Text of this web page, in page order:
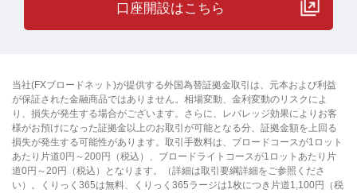
口座開設はこちら
当社(FXブロードネット)が提供する外国為替証拠金取引は、元本および利益
が保証された金融商品ではありません。相場変動、金利変動のリスクによ
り、損失が発生する場合がございます。さらに、レバレッジ効果によりお客
様がお預けになった証拠金以上のお取引が可能となる分、証拠金額を上回る
損失が発生する可能性があります。取引手数料は、ブロードコースが1ロット
あたり片道0円～200円（税込）、ブロードライトコースが1ロットあたり片
道0円～20円（税込）となります。（詳細は取引要綱詳細をご参照くださ
い）。くりっく365は無料、くりっく365ラージは1枚につき片道1,100円（税